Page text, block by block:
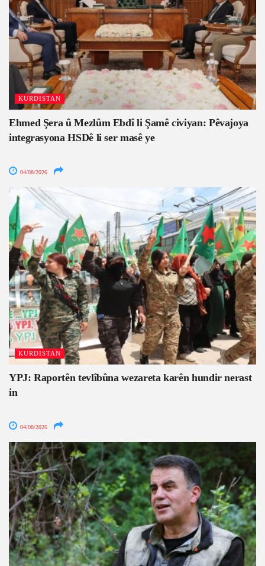
KURDISTAN
Ehmed Şera û Mezlûm Ebdî li Şamê civiyan: Pêvajoya
integrasyona HSDê li ser masê ye
04/08/2026
KURDISTAN
YPJ: Raportên tevlîbûna wezareta karên hundir nerast
in
04/08/2026